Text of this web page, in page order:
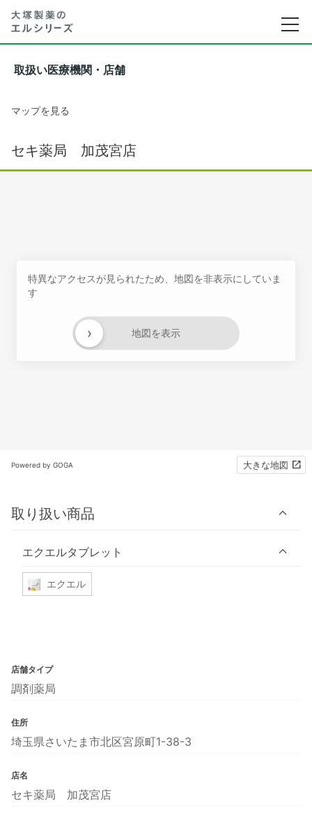
取扱い医療機関・店舗
マップを見る
セキ薬局 加茂宮店
特異なアクセスが見られたため、地図を非表示にしていま
す
地図を表示
›
Powered by GOGA 大きな地図
取り扱い商品
エクエルタブレット
エクエル
店舗タイプ
調剤薬局
住所
埼玉県さいたま市北区宮原町1-38-3
店名
セキ薬局 加茂宮店